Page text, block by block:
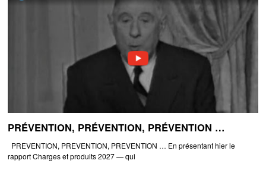
PRÉVENTION, PRÉVENTION, PRÉVENTION …
PREVENTION, PREVENTION, PREVENTION … En présentant hier le
rapport Charges et produits 2027 — qui